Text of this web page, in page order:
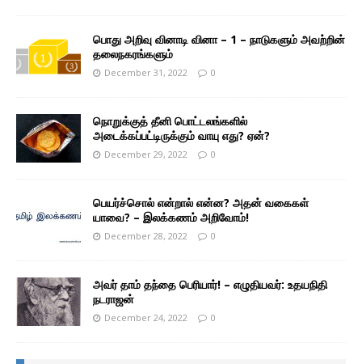
பொது அறிவு வினாடி வினா – 1 – நாடுகளும் அவற்றின்
தலைநகரங்களும்
December 31, 2022 0
நொறுக்குத் தீனி பொட்டலங்களில்
அடைக்கப்பட்டிருக்கும் வாயு எது? ஏன்?
December 29, 2022 0
பெயர்ச்சொல் என்றால் என்ன? அதன் வகைகள்
யாவை? – இலக்கணம் அறிவோம்!
December 28, 2022 0
அவர் தாம் தந்தை பெரியார்! – எழுதியவர்: உதயநிதி
நடராஜன்
December 24, 2022 0